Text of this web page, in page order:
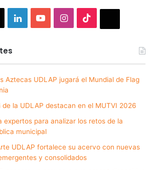
LinkedInYouTubeInstagram
Aztecas UDLAP jugará el Mundial de Flag
de la UDLAP destacan en el MUTVI 2026
expertos para analizar los retos de la
municipal
UDLAP fortalece su acervo con nuevas
y consolidados